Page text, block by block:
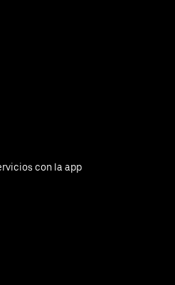
con la app